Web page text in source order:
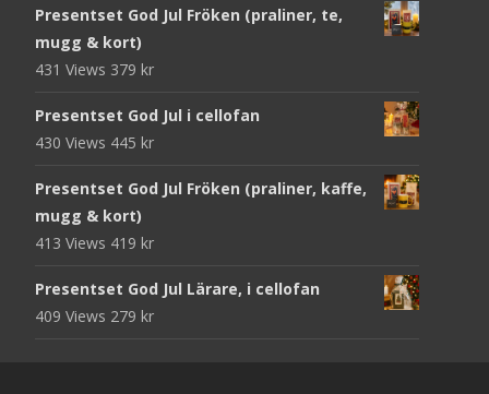
Presentset God Jul Fröken (praliner, te,
mugg & kort)
431 Views 379 kr
Presentset God Jul i cellofan
430 Views 445 kr
Presentset God Jul Fröken (praliner, kaffe,
mugg & kort)
413 Views 419 kr
Presentset God Jul Lärare, i cellofan
409 Views 279 kr